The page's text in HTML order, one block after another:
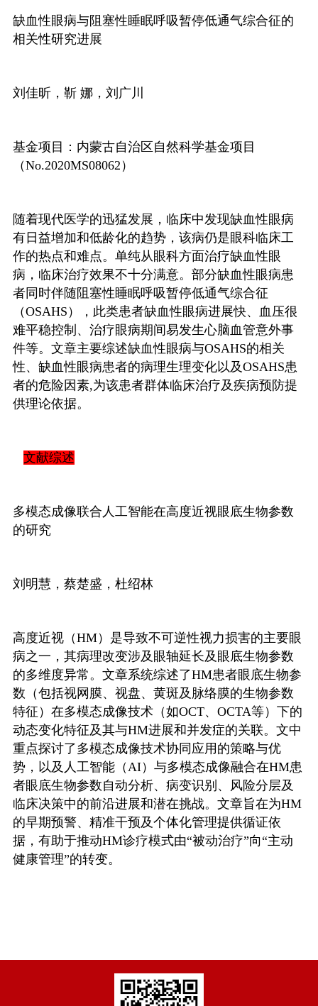
缺血性眼病与阻塞性睡眠呼吸暂停低通气综合征的
相关性研究进展
刘佳昕，靳 娜，刘广川
基金项目：内蒙古自治区自然科学基金项目
（No.2020MS08062 ）
随着现代医学的迅猛发展，临床中发现缺血性眼病
有日益增加和低龄化的趋势，该病仍是眼科临床工
作的热点和难点。单纯从眼科方面治疗缺血性眼
病，临床治疗效果不十分满意。部分缺血性眼病患
者同时伴随阻塞性睡眠呼吸暂停低通气综合征
（OSAHS ），此类患者缺血性眼病进展快、血压很
难平稳控制、治疗眼病期间易发生心脑血管意外事
件等。文章主要综述缺血性眼病与OSAHS的相关
性、缺血性眼病患者的病理生理变化以及OSAHS患
者的危险因素,为该患者群体临床治疗及疾病预防提
供理论依据。
文献综述
多模态成像联合人工智能在高度近视眼底生物参数
的研究
刘明慧，蔡楚盛，杜绍林
高度近视（HM）是导致不可逆性视力损害的主要眼
病之一，其病理改变涉及眼轴延长及眼底生物参数
的多维度异常。文章系统综述了HM患者眼底生物参
数（包括视网膜、视盘、黄斑及脉络膜的生物参数
特征）在多模态成像技术（如OCT、 OCTA等）下的
动态变化特征及其与HM进展和并发症的关联。文中
重点探讨了多模态成像技术协同应用的策略与优
势，以及人工智能（AI）与多模态成像融合在HM患
者眼底生物参数自动分析、病变识别、风险分层及
临床决策中的前沿进展和潜在挑战。文章旨在为HM
的早期预警、精准干预及个体化管理提供循证依
据，有助于推动HM诊疗模式由“被动治疗”向“主动
健康管理”的转变。